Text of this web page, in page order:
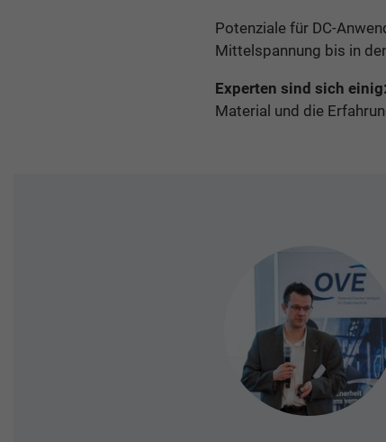
Potenziale für DC-
Mittelspannung bis in
Experten sind sich einig:
Material und die